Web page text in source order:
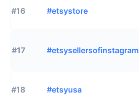
#16 #etsystore
#17 #etsysellersofinstagram
#18 #etsyusa